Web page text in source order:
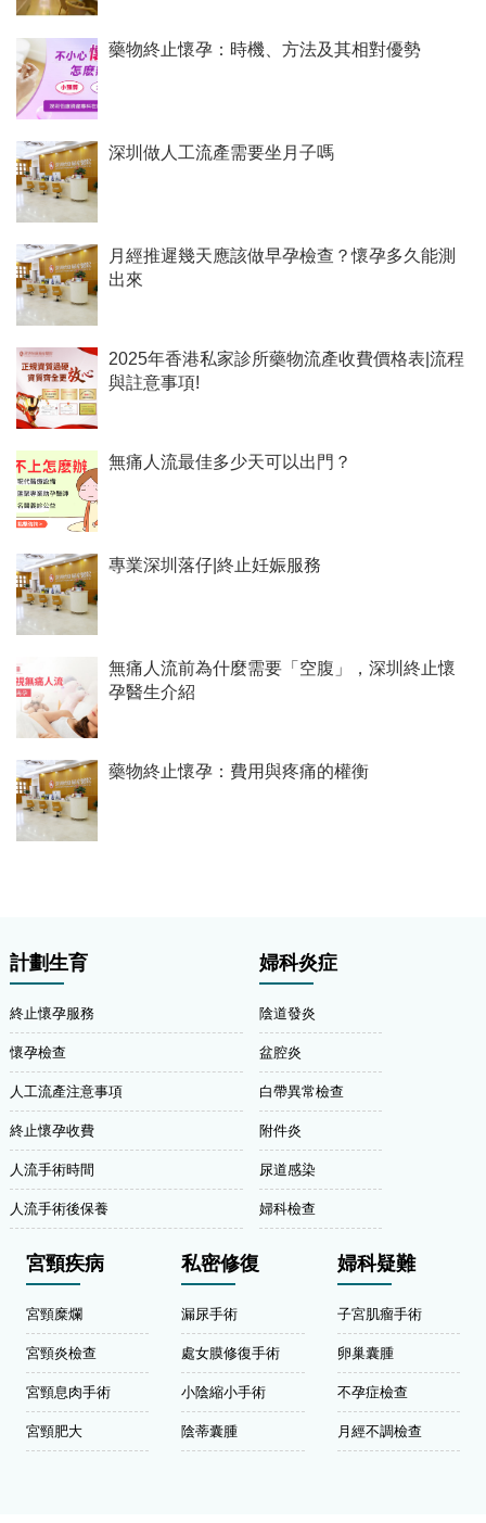
藥物終止懷孕：時機、方法及其相對優勢
深圳做人工流產需要坐月子嗎
月經推遲幾天應該做早孕檢查？懷孕多久能測
出來
2025年香港私家診所藥物流產收費價格表|流程
與註意事項!
無痛人流最佳多少天可以出門？
專業深圳落仔|終止妊娠服務
無痛人流前為什麼需要「空腹」，深圳終止懷
孕醫生介紹
藥物終止懷孕：費用與疼痛的權衡
計劃生育
終止懷孕服務
懷孕檢查
人工流產注意事項
終止懷孕收費
人流手術時間
人流手術後保養
婦科炎症
陰道發炎
盆腔炎
白帶異常檢查
附件炎
尿道感染
婦科檢查
宮頸疾病
宮頸糜爛
宮頸炎檢查
宮頸息肉手術
宮頸肥大
私密修復
漏尿手術
處女膜修復手術
小陰縮小手術
陰蒂囊腫
婦科疑難
子宮肌瘤手術
卵巢囊腫
不孕症檢查
月經不調檢查